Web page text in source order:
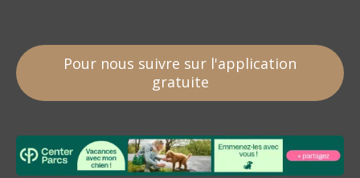
Pour nous suivre sur l'application
gratuite